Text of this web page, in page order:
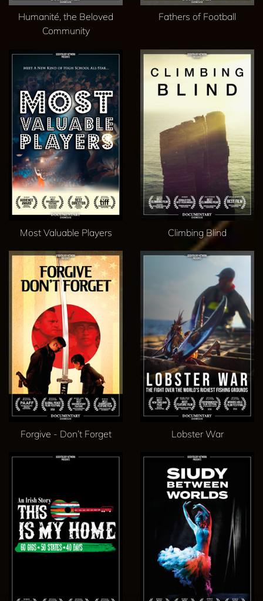
Humanité, the Beloved
Community
Fathers of Football
Most Valuable Players Climbing Blind
Forgive - Don’t Forget Lobster War